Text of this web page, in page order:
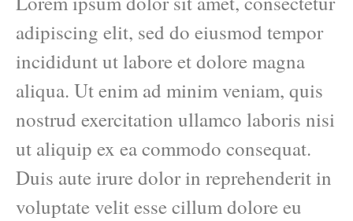
adipiscing elit, sed do eiusmod tempor
incididunt ut labore et dolore magna
aliqua. Ut enim ad minim veniam, quis
nostrud exercitation ullamco laboris nisi
ut aliquip ex ea commodo consequat.
Duis aute irure dolor in reprehenderit in
voluptate velit esse cillum dolore eu